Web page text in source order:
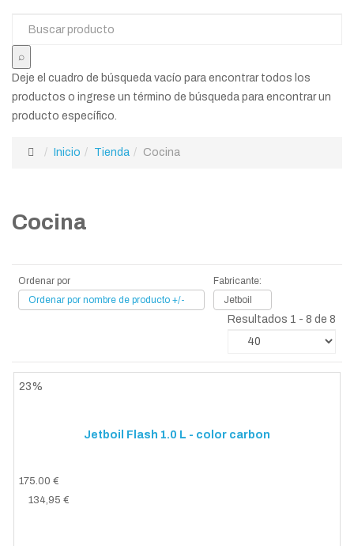
Deje el cuadro de búsqueda vacío para encontrar todos los
productos o ingrese un término de búsqueda para encontrar un
producto específico.
Inicio Tienda Cocina
Cocina
Ordenar por
Ordenar por nombre de producto +/-
Fabricante:
Jetboil
Resultados 1 - 8 de 8
23%
Jetboil Flash 1.0 L - color carbon
175.00 €
134,95 €